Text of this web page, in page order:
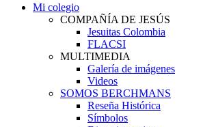
Mi colegio
COMPAÑÍA DE JESÚS
Jesuitas Colombia
FLACSI
MULTIMEDIA
Galería de imágenes
Videos
SOMOS BERCHMANS
Reseña Histórica
Símbolos